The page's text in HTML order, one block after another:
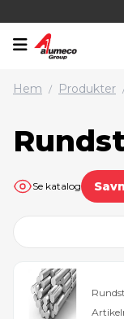
Hem / Produkter
Se katalog